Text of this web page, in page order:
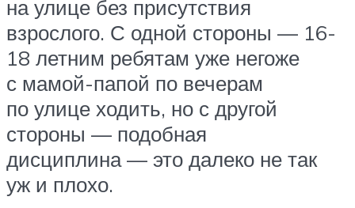
на улице без присутствия
взрослого. С одной стороны — 16-
18 летним ребятам уже негоже
с мамой-папой по вечерам
по улице ходить, но с другой
стороны — подобная
дисциплина — это далеко не так
уж и плохо.